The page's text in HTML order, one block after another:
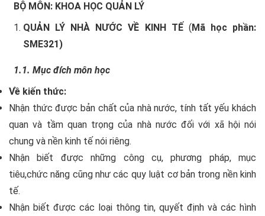
BỘ MÔN: KHOA HỌC QUẢN LÝ
QUẢN LÝ NHÀ NƯỚC VỀ KINH TẾ( Mã học phần:
SME321)
1.1. Mục đích môn học
Về kiến thức:
Nhận thức được bản chất của nhà nước, tính tất yếu khách
quan và tầm quan trọng của nhà nước đối với xã hội nói
chung và nền kinh tế nói riêng.
Nhận biết được những công cụ, phương pháp, mục
tiêu,chức năng cũng như các quy luật cơ bản trong nền kinh
tế.
Nhận biết được các loại thông tin, quyết định và các hình